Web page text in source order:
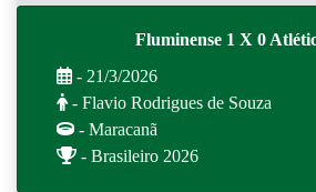
Fluminense 1 X 0
- 21/3/2026
- Flavio Rodrigues de Souza
- Maracanã
- Brasileiro 2026